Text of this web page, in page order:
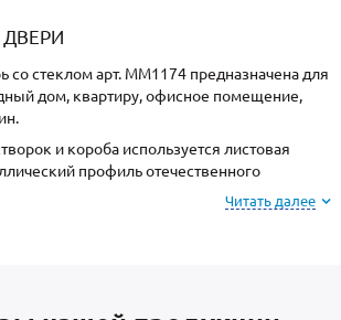
со стеклом арт. ММ1174 предназначена для
дом, квартиру, офисное помещение,
и короба используется листовая
профиль отечественного
2 мм. Готовая конструкция имеет
и устойчивость к силовому взлому.
Читать далее